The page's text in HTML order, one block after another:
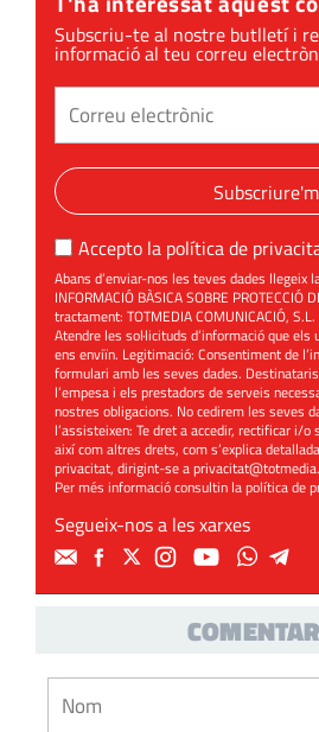
Subscriu-te al nostre butlletí i
informació al teu correu
Subscriure'm
Accepto la política de
Abans d’enviar-nos les teves dades llegeix
INFORMACIÓ BÀSICA SOBRE PROTECCIÓ
tractament: TOTMEDIA COMUNICACIÓ,
Atendre les sol·licituds d’informació que
ens enviïn. Legitimació: Consentiment de
formulari amb les seves dades.
l’empesa i els prestadors de serveis
nostres obligacions. No cedirem les seves
l’assisteixen: Te dret a accedir, rectificar i/
així com altres drets, com s’explica
privacitat, dirigint-se a
Per més informació consultin lapolítica de
Segueix-nos a les xarxes